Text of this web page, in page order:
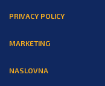
PRIVACY POLICY
MARKETING
NASLOVNA